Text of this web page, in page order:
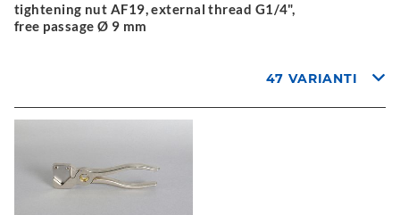
tightening nut AF19, external thread G1/4",
free passage Ø 9 mm
47 VARIANTI